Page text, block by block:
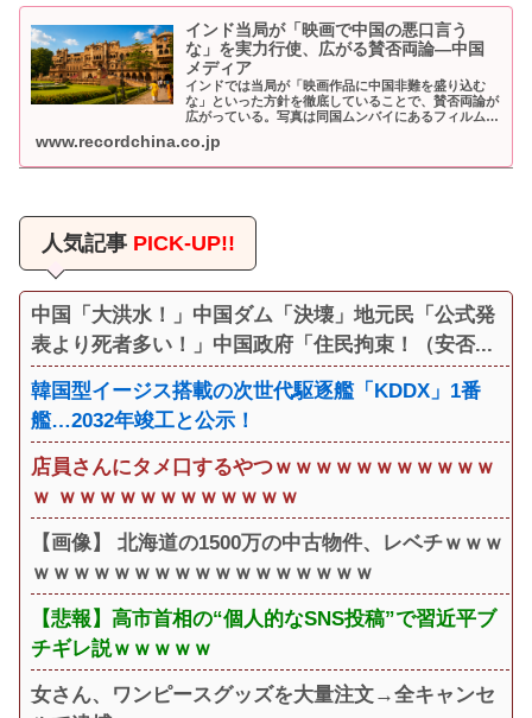
インド当局が「映画で中国の悪口言う
な」を実力行使、広がる賛否両論―中国
メディア
インドでは当局が「映画作品に中国非難を盛り込む
な」といった方針を徹底していることで、賛否両論が
広がっている。写真は同国ムンバイにあるフィルムシ
www.recordchina.co.jp
人気記事PICK-UP!!
中国「大洪水！」中国ダム「決壊」地元民「公式発
表より死者多い！」中国政府「住民拘束！（安否...
韓国型イージス搭載の次世代駆逐艦「KDDX」1番
艦…2032年竣工と公示！
店員さんにタメ口するやつｗｗｗｗｗｗｗｗｗｗｗ
ｗ ｗｗｗｗｗｗｗｗｗｗｗｗ
【画像】 北海道の1500万の中古物件、レベチｗｗｗ
ｗｗｗｗｗｗｗｗｗｗｗｗｗｗｗｗｗ
【悲報】高市首相の“個人的なSNS投稿”で習近平ブ
チギレ説ｗｗｗｗｗ
女さん、ワンピースグッズを大量注文→全キャンセ